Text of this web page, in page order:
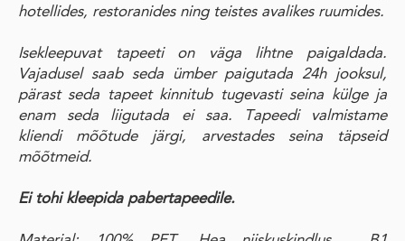
hotellides, restoranides ning teistes avalikes ruumides.
Isekleepuvat tapeeti on väga lihtne paigaldada.
Vajadusel saab seda ümber paigutada 24h jooksul,
pärast seda tapeet kinnitub tugevasti seina külge ja
enam seda liigutada ei saa. Tapeedi valmistame
kliendi mõõtude järgi, arvestades seina täpseid
mõõtmeid.
Ei tohi kleepida pabertapeedile.